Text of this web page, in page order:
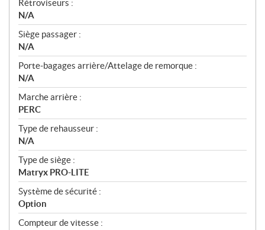
Rétroviseurs :
N/A
Siège passager :
N/A
Porte-bagages arrière/Attelage de remorque :
N/A
Marche arrière :
PERC
Type de rehausseur :
N/A
Type de siège :
Matryx PRO-LITE
Système de sécurité :
Option
Compteur de vitesse :